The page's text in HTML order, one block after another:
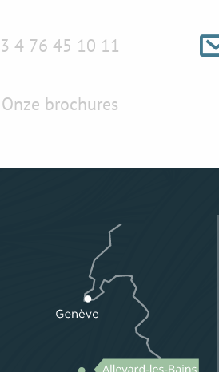
4 76 45 10 11
Onze brochures